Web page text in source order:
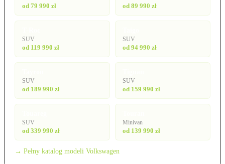
od 79 990 zł od 89 990 zł
SUV
od 119 990 zł
SUV
od 94 990 zł
SUV
od 189 990 zł
SUV
od 159 990 zł
SUV
od 339 990 zł
Minivan
od 139 990 zł
→ Pełny katalog modeli Volkswagen